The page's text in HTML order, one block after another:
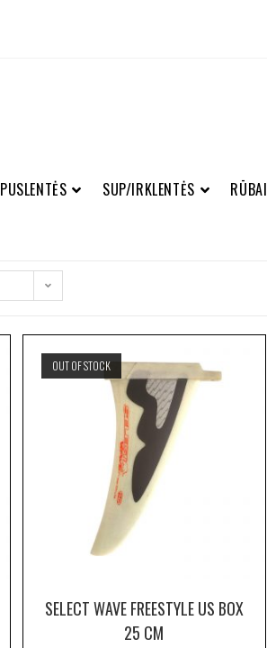
PUSLENTĖS SUP/IRKLENTĖS RŪBAI
OUT OF STOCK
SELECT WAVE FREESTYLE US BOX
25 CM